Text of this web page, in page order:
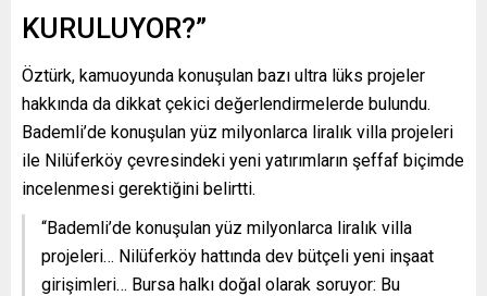
KURULUYOR?”
Öztürk, kamuoyunda konuşulan bazı ultra lüks projeler
hakkında da dikkat çekici değerlendirmelerde bulundu.
Bademli’de konuşulan yüz milyonlarca liralık villa projeleri
ile Nilüferköy çevresindeki yeni yatırımların şeffaf biçimde
incelenmesi gerektiğini belirtti.
“Bademli’de konuşulan yüz milyonlarca liralık villa
projeleri… Nilüferköy hattında dev bütçeli yeni inşaat
girişimleri… Bursa halkı doğal olarak soruyor: Bu